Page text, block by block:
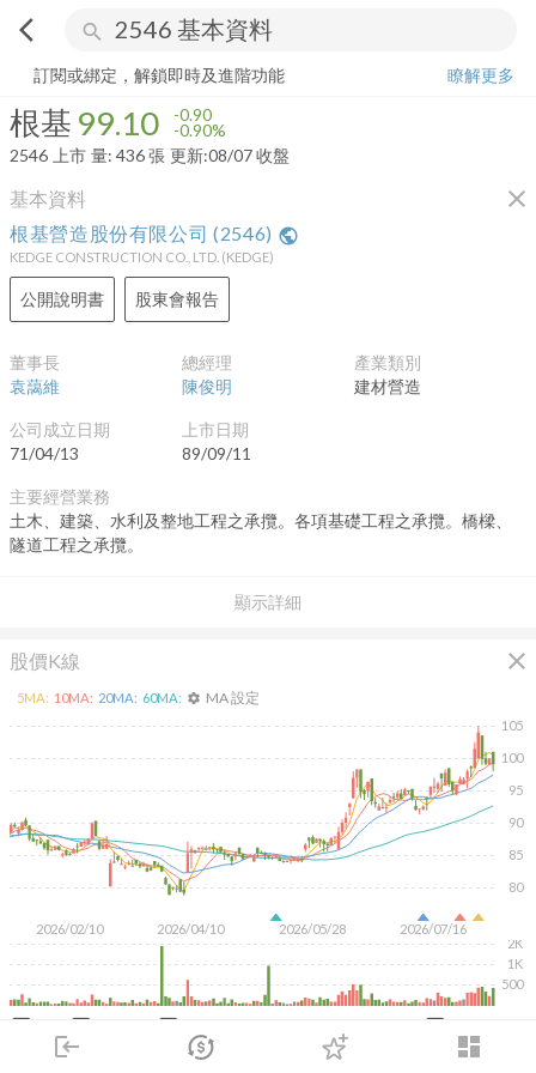
arrow_back_ios search
login dashboard
市場 登入
根基 99.10-0.90%
訂閱或綁定，解鎖即時及進階功能
瞭解更多
根基 99.10 -0.90
-0.90%
2546 上市 量: 436張 更新:08/07 收盤
基本資料 close
顯示詳細
根基營造股份有限公司 (2546) public
KEDGE CONSTRUCTION CO., LTD. (KEDGE)
公開說明書 股東會報告
董事長
袁藹維
總經理
陳俊明
產業類別
建材營造
公司成立日期
71/04/13
上市日期
89/09/11
主要經營業務
土木、建築、水利及整地工程之承攬。各項基礎工程之承攬。橋樑、
隧道工程之承攬。
股價K線 close
2026/02/10 2026/04/10 2026/05/28 2026/07/16
80
85
90
95
100
105
500
1K
2K
5MA: 10MA: 20MA: 60MA: settings MA 設定